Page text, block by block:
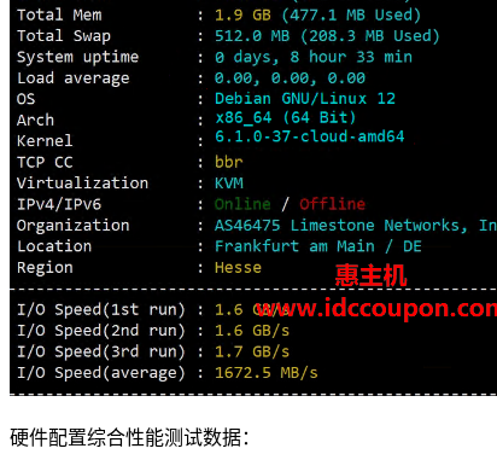
硬件配置综合性能测试数据：